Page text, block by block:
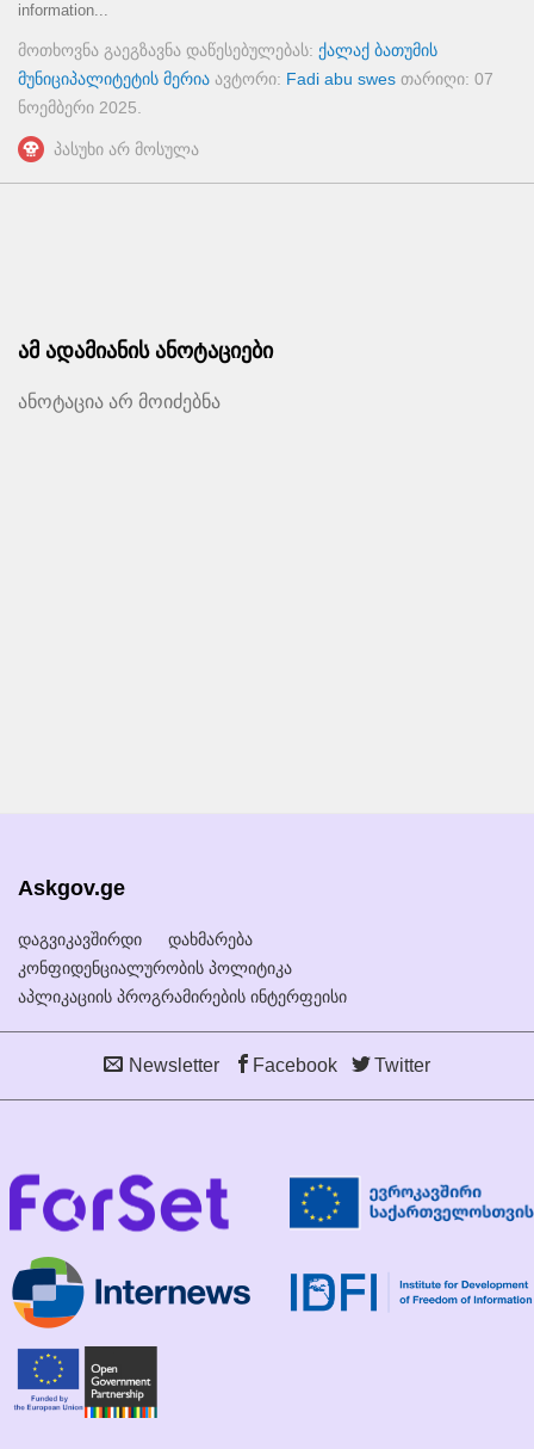
information...
მოთხოვნა გაეგზავნა დაწესებულებას: ქალაქ ბათუმის
მუნიციპალიტეტის მერია ავტორი: Fadi abu swes თარიღი: 07
ნოემბერი 2025
პასუხი არ მოსულა
ამ ადამიანის ანოტაციები
ანოტაცია არ მოიძებნა
Askgov.ge
დაგვიკავშირდი
დახმარება
კონფიდენციალურობის პოლიტიკა
აპლიკაციის პროგრამირების ინტერფეისი
Newsletter Facebook Twitter